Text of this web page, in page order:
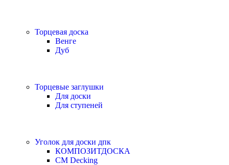
Торцевая доска
Венге
Дуб
Торцевые заглушки
Для доски
Для ступеней
Уголок для доски дпк
КОМПОЗИТДОСКА
CM Decking